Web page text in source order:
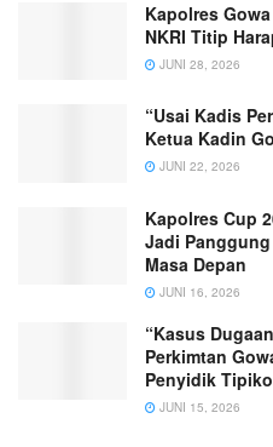
Kapolres
NKRI Titip
JUNI 28, 2026
“Usai Kadis
Ketua Kadin
JUNI 22, 2026
Kapolres Cup
Jadi
Masa Depan
JUNI 16, 2026
“Kasus
Perkimtan
Penyidik
JUNI 15, 2026